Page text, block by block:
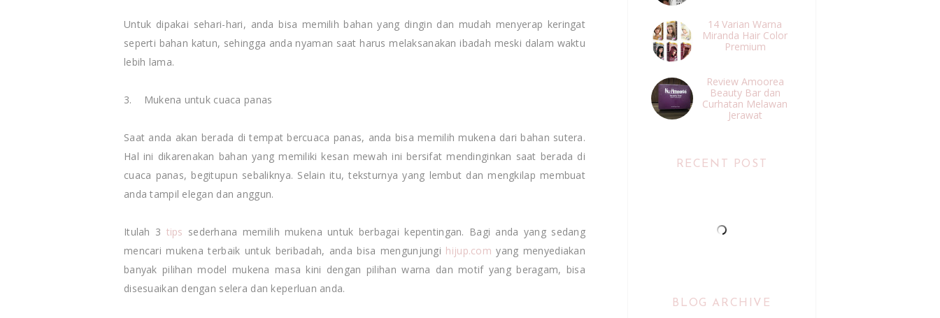
Untuk dipakai sehari-hari, anda bisa memilih bahan yang dingin dan mudah menyerap keringat
seperti bahan katun, sehingga anda nyaman saat harus melaksanakan ibadah meski dalam waktu
lebih lama.
3. Mukena untuk cuaca panas
Saat anda akan berada di tempat bercuaca panas, anda bisa memilih mukena dari bahan sutera.
Hal ini dikarenakan bahan yang memiliki kesan mewah ini bersifat mendinginkan saat berada di
cuaca panas, begitupun sebaliknya. Selain itu, teksturnya yang lembut dan mengkilap membuat
anda tampil elegan dan anggun.
Itulah 3 tips sederhana memilih mukena untuk berbagai kepentingan. Bagi anda yang sedang
mencari mukena terbaik untuk beribadah, anda bisa mengunjungi hijup.com yang menyediakan
banyak pilihan model mukena masa kini dengan pilihan warna dan motif yang beragam, bisa
disesuaikan dengan selera dan keperluan anda.
14 Varian Warna
Miranda Hair Color
Premium
Review Amoorea
Beauty Bar dan
Curhatan Melawan
Jerawat
RECENT POST
BLOG ARCHIVE